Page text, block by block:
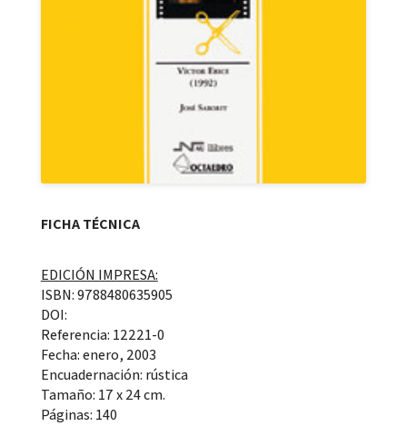
FICHA TÉCNICA
EDICIÓN IMPRESA:
ISBN: 9788480635905
DOI:
Referencia: 12221-0
Fecha: enero, 2003
Encuadernación: rústica
Tamaño: 17 x 24 cm.
Páginas: 140